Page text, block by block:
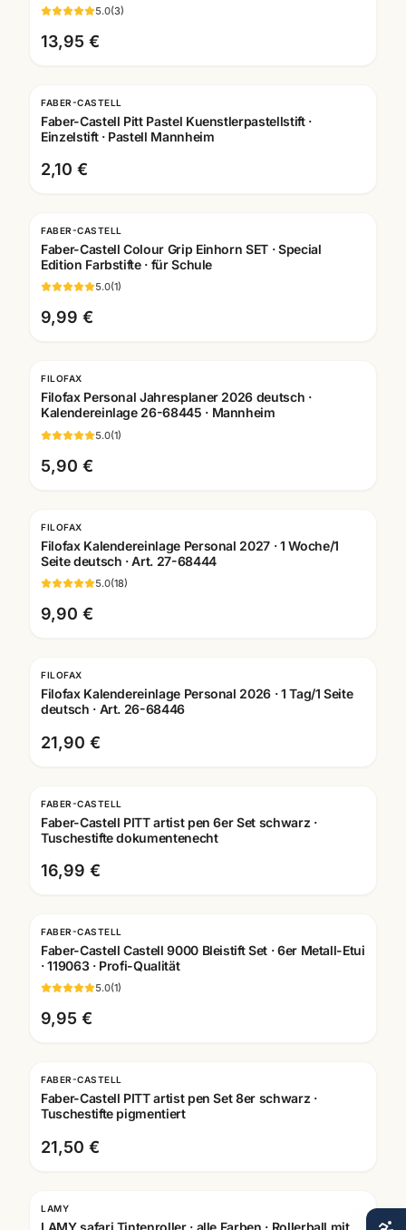
5.0(3)
13,95 €
FABER-CASTELL
Faber-Castell Pitt Pastel Kuenstlerpastellstift ·
Einzelstift · Pastell Mannheim
2,10 €
FABER-CASTELL
Faber-Castell Colour Grip Einhorn SET · Special
Edition Farbstifte · für Schule
5.0(1)
9,99 €
FILOFAX
Filofax Personal Jahresplaner 2026 deutsch ·
Kalendereinlage 26-68445 · Mannheim
5.0(1)
5,90 €
FILOFAX
Filofax Kalendereinlage Personal 2027 · 1 Woche/1
Seite deutsch · Art. 27-68444
5.0(18)
9,90 €
FILOFAX
Filofax Kalendereinlage Personal 2026 · 1 Tag/1 Seite
deutsch · Art. 26-68446
21,90 €
FABER-CASTELL
Faber-Castell PITT artist pen 6er Set schwarz ·
Tuschestifte dokumentenecht
16,99 €
FABER-CASTELL
Faber-Castell Castell 9000 Bleistift Set · 6er Metall-Etui
· 119063 · Profi-Qualität
5.0(1)
9,95 €
FABER-CASTELL
Faber-Castell PITT artist pen Set 8er schwarz ·
Tuschestifte pigmentiert
21,50 €
Gravur
LAMY
LAMY safari Tintenroller · alle Farben · Rollerball mit